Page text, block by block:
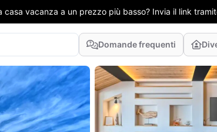
casa vacanza a un prezzo più basso? Invia il link
Domande frequenti